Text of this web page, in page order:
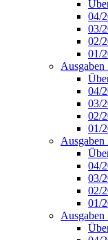
04/
03/
02/
01/
Ausgaben
04/
03/
02/
01/
Ausgaben
04/
03/
02/
01/
Ausgaben